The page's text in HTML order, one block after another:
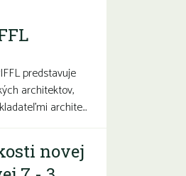
predstavuje
architektov,
archite...
novej